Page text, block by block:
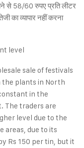
से 58/60 रुपए प्रति लीटर
का व्यापार नहीं करना
level
sale of festivals
the plants in North
in the
The traders are
level due to the
areas, due to its
Rs 150 per tin, but it